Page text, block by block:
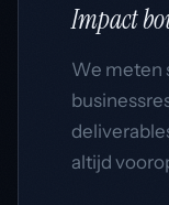
Impact
We meten
altijd